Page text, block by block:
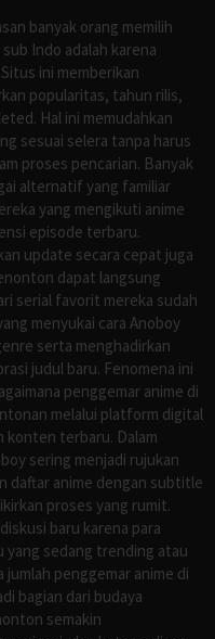
banyak orang memilih
Indo adalah karena
ini memberikan
popularitas, tahun rilis,
Hal ini memudahkan
sesuai selera tanpa harus
proses pencarian. Banyak
alternatif yang familiar
yang mengikuti anime
episode terbaru.
update secara cepat juga
dapat langsung
serial favorit mereka sudah
menyukai cara Anoboy
serta menghadirkan
judul baru. Fenomena ini
penggemar anime di
melalui platform digital
konten terbaru. Dalam
sering menjadi rujukan
daftar anime dengan subtitle
proses yang rumit.
baru karena para
sedang trending atau
penggemar anime di
bagian dari budaya
semakin